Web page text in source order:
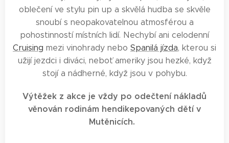
oblečení ve stylu pin up a skvělá hudba se skvěle
snoubí s neopakovatelnou atmosférou a
pohostinností místních lidí. Nechybí ani celodenní
Cruising mezi vinohrady nebo Spanilá jízda, kterou si
užijí jezdci i diváci, neboť ameriky jsou hezké, když
stojí a nádherné, když jsou v pohybu.
Výtěžek z akce je vždy po odečtení nákladů
věnován rodinám hendikepovaných dětí v
Mutěnicích.